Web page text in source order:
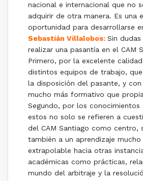
nacional e internacional que no
adquirir de otra manera. Es una
oportunidad para desarrollarse
Sebastián Villalobos: Sin
realizar una pasantía en el CAM
Primero, por la excelente
distintos equipos de trabajo,
la disposición del pasante, y
mucho más formativo que
Segundo, por los conocimientos
estos no solo se refieren a
del CAM Santiago como centro,
también a un aprendizaje mucho
extrapolable hacia otras
académicas como prácticas,
mundo del arbitraje y la